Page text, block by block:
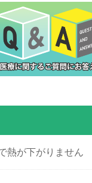
熱が下がりません